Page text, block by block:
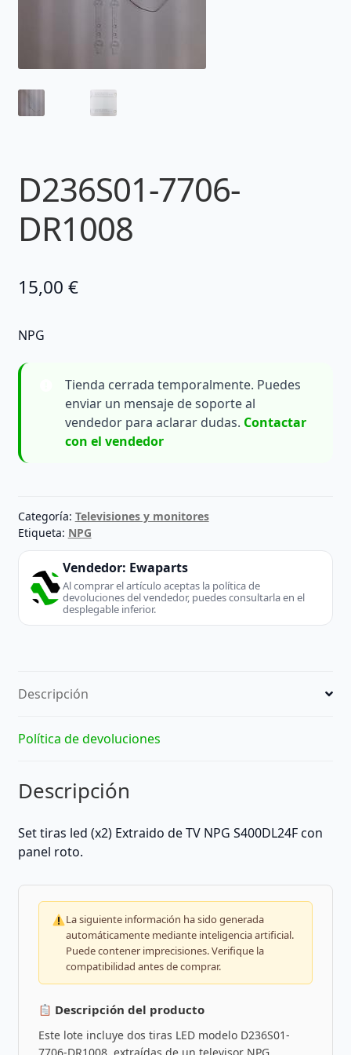
D236S01-7706-
DR1008
15,00 €
NPG
Tienda cerrada temporalmente. Puedes
enviar un mensaje de soporte al
vendedor para aclarar dudas. Contactar
con el vendedor
Categoría: Televisiones y monitores
Etiqueta: NPG
Vendedor: Ewaparts
Al comprar el artículo aceptas la política de
devoluciones del vendedor, puedes consultarla en el
desplegable inferior.
Descripción
Política de devoluciones
Descripción
Set tiras led (x2) Extraido de TV NPG S400DL24F con
panel roto.
La siguiente información ha sido generada
automáticamente mediante inteligencia artificial.
Puede contener imprecisiones. Verifique la
compatibilidad antes de comprar.
Descripción del producto
Este lote incluye dos tiras LED modelo D236S01-